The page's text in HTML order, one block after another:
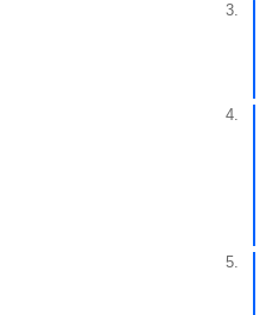
3.
4.
5.